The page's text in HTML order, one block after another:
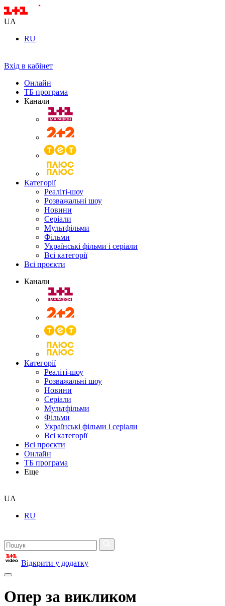
UA
RU
Вхід в кабінет
Онлайн
ТБ програма
Канали
Категорії
Реаліті-шоу
Розважальні шоу
Новини
Серіали
Мультфільми
Фільми
Українські фільми і серіали
Всі категорії
Всі проєкти
Канали
Категорії
Реаліті-шоу
Розважальні шоу
Новини
Серіали
Мультфільми
Фільми
Українські фільми і серіали
Всі категорії
Всі проєкти
Онлайн
ТБ програма
Еще
UA
RU
Відкрити у додатку
Опер за викликом